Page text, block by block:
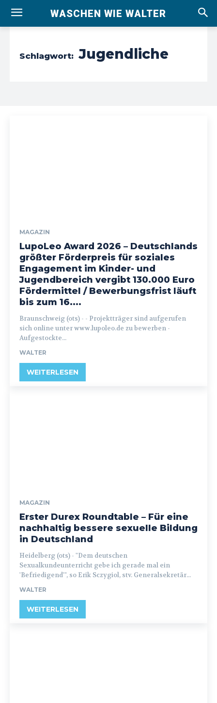
WASCHEN WIE WALTER
Schlagwort: Jugendliche
MAGAZIN
LupoLeo Award 2026 – Deutschlands
größter Förderpreis für soziales
Engagement im Kinder- und
Jugendbereich vergibt 130.000 Euro
Fördermittel / Bewerbungsfrist läuft
bis zum 16....
Braunschweig (ots) - - Projektträger sind aufgerufen
sich online unter www.lupoleo.de zu bewerben -
Aufgestockte...
WALTER
WEITERLESEN
MAGAZIN
Erster Durex Roundtable – Für eine
nachhaltig bessere sexuelle Bildung
in Deutschland
Heidelberg (ots) - "Dem deutschen
Sexualkundeunterricht gebe ich gerade mal ein
'Befriedigend'", so Erik Sczygiol, stv. Generalsekretär...
WALTER
WEITERLESEN